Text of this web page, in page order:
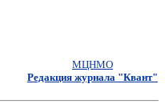
МЦНМО
Редакция журнала "Квант"